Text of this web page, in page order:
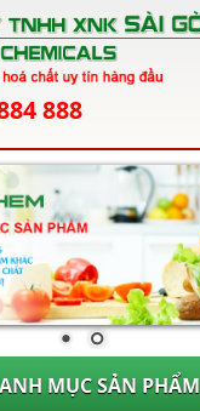
888
MỤC SẢN PHẨM